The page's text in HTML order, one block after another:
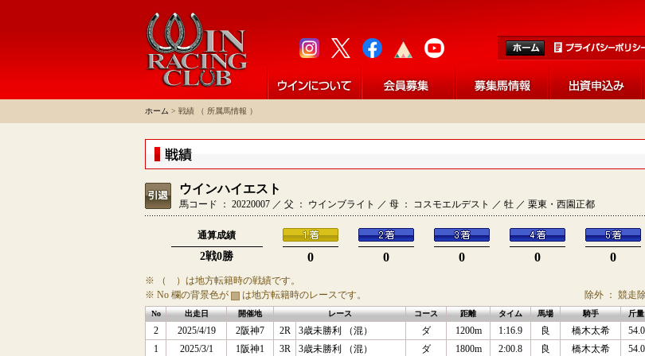
ホーム > 戦績 （ 所属馬情報 ）
ウインハイエスト
馬コード ： 20220007 ／ 父 ： ウインブライト ／ 母 ： コスモエルデスト ／ 牡 ／ 栗東・西園正都
通算成績
2戦0勝 0 0 0 0 0
※ （ ）は地方転籍時の戦績です。
※ No 欄の背景色が
は地方転籍時のレースです。 除外 ： 競走
No 出走日 開催地 レース コース 距離 タイム 馬場 騎手 斤量
2 2025/4/19 2阪神7 2R 3歳未勝利 （混） ダ 1200m 1:16.9 良 橋木太希 54.0
1
2025/3/1 1阪神1 3R 3歳未勝利 （混） ダ 1800m 2:00.8 良 橋木太希 54.0